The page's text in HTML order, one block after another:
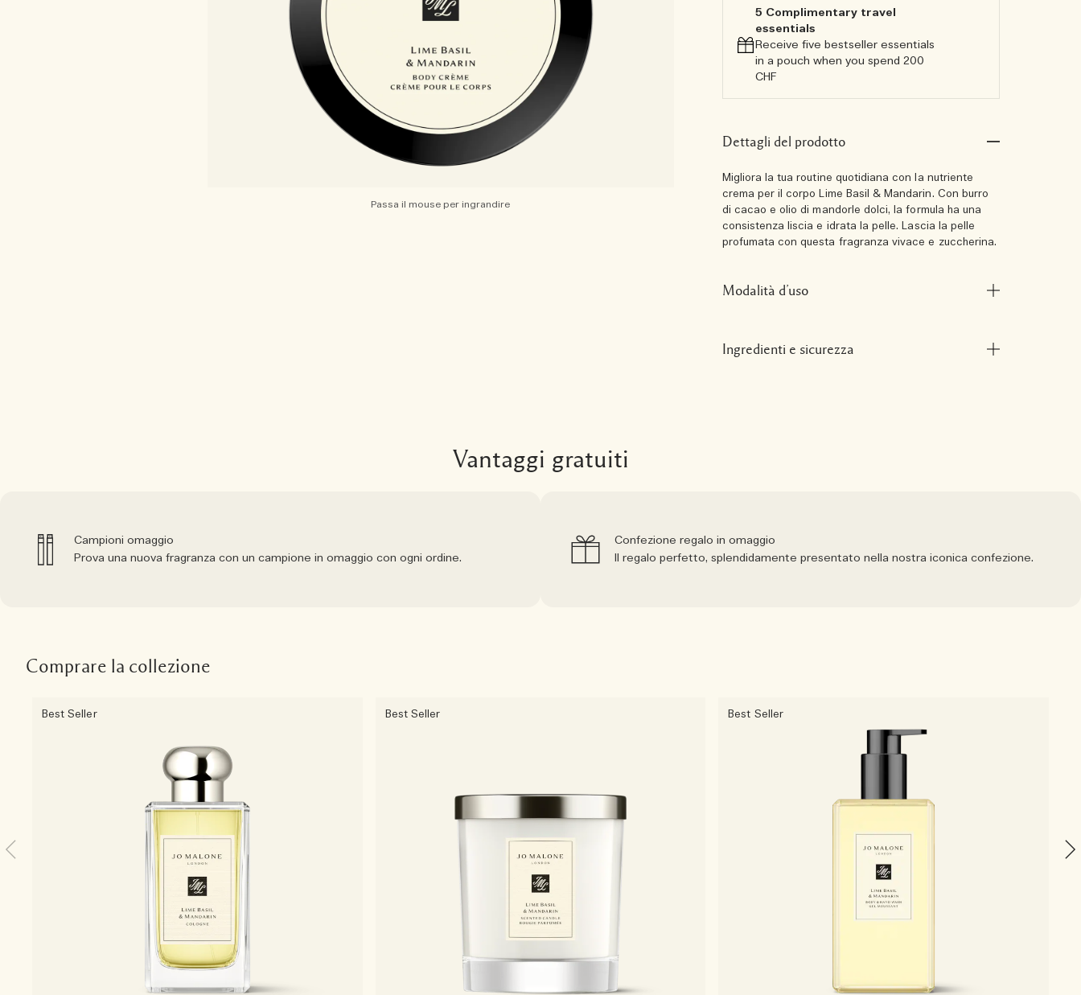
Passa il mouse per ingrandire
5 Complimentary travel
essentials​
Receive five bestseller essentials
in a pouch when you spend 200
CHF
Dettagli del prodotto
Migliora la tua routine quotidiana con la nutriente
crema per il corpo Lime Basil & Mandarin. Con burro
di cacao e olio di mandorle dolci, la formula ha una
consistenza liscia e idrata la pelle. Lascia la pelle
profumata con questa fragranza vivace e zuccherina.
Modalità d’uso
Ingredienti e sicurezza
Vantaggi gratuiti
Campioni omaggio
Prova una nuova fragranza con un campione in omaggio con ogni ordine.
Confezione regalo in omaggio
Il regalo perfetto, splendidamente presentato nella nostra iconica confezione.
Comprare la collezione
Best Seller Best Seller Best Seller